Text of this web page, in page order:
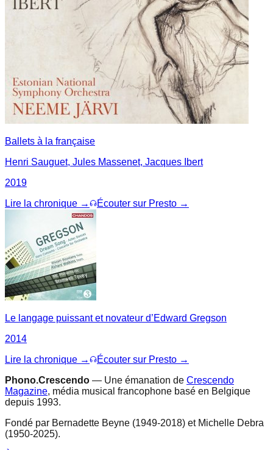
Ballets à la française
Henri Sauguet, Jules Massenet, Jacques Ibert
2019
Lire la chronique →
Écouter sur Presto →
Le langage puissant et novateur d’Edward Gregson
2014
Lire la chronique →
Écouter sur Presto →
Phono.Crescendo — Une émanation de Crescendo
Magazine, média musical francophone basé en Belgique
depuis 1993.
Fondé par Bernadette Beyne (1949-2018) et Michelle Debra
(1950-2025).